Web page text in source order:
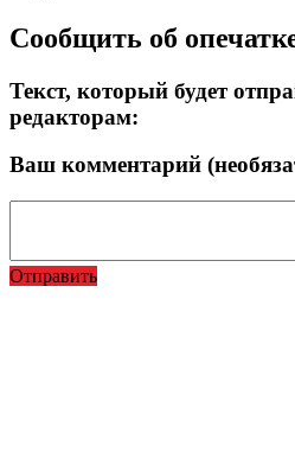
Сообщить об
Текст, который будет
редакторам:
Ваш комментарий
Отправить